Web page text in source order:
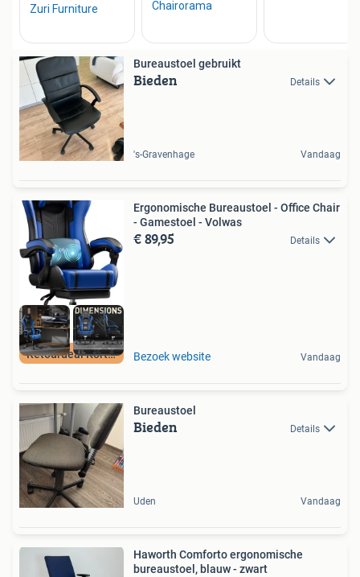
Bureaustoel gebruikt
Bieden Details
's-Gravenhage Vandaag
Retourdeal Korting
Ergonomische Bureaustoel - Office Chair
- Gamestoel - Volwas
€ 89,95 Details
Bezoek website Vandaag
Bureaustoel
Bieden Details
Uden Vandaag
Haworth Comforto ergonomische
bureaustoel, blauw - zwart